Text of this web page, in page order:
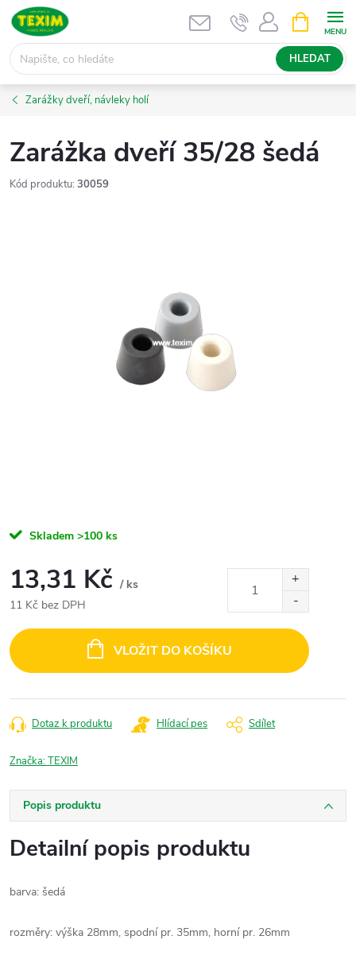
Přejít
obsah
HLEDAT
NÁKUPNÍ
KOŠÍK
Zarážky dveří, návleky holí
Zarážka dveří 35/28 šedá
Kód produktu: 30059
Skladem >100 ks
13,31 Kč / ks
11 Kč bez DPH
cena:
VLOŽIT DO KOŠÍKU
Dotaz k produktu Hlídací pes Sdílet
Značka:TEXIM
Popis produktu
Detailní popis produktu
barva: šedá
rozměry: výška 28mm, spodní pr. 35mm, horní pr. 26mm